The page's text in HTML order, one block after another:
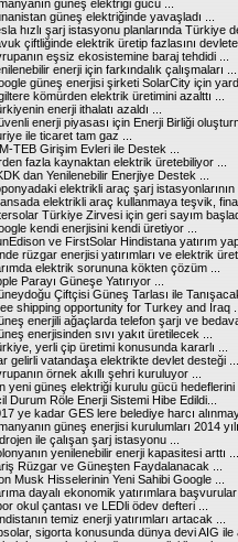
güneş elektriği gücü ...
güneş elektriğinde yavaşladı ...
hızlı şarj istasyonu planlarında Türkiye
çiftliğinde elektrik üretip fazlasını
eşsiz ekosistemine baraj tehdidi ...
enerji için farkındalık çalışmaları ...
güneş enerjisi şirketi SolarCity için
kömürden elektrik üretimini azalttı ...
enerji ithalatı azaldı ...
enerji piyasası için Enerji Birliği
ile ticaret tam gaz ...
TEB Girişim Evleri ile Destek ...
fazla kaynaktan elektrik üretebiliyor ...
dan Yenilenebilir Enerjiye Destek ...
elektrikli araç şarj istasyonlarının
elektrikli araç kullanmaya teşvik,
Türkiye Zirvesi için geri sayım
kendi enerjisini kendi üretiyor ...
ve FirstSolar Hindistana yatırım
rüzgar enerjisi yatırımları ve elektrik
elektrik sorununa kökten çözüm ...
Parayı Güneşe Yatırıyor ...
Çiftçisi Güneş Tarlası ile
shipping opportunity for Turkey and Iraq
enerjili ağaçlarda telefon şarjı ve
enerjisinden sıvı yakıt üretilecek ...
yerli çip üretimi konusunda kararlı ...
gelirli vatandaşa elektrikte devlet desteği ...
örnek akıllı şehri kuruluyor ...
yeni güneş elektriği kurulu gücü hedeflerini
Durum Röle Enerji Sistemi Hibe Edildi...
ye kadar GES lere belediye harcı
güneş enerjisi kurulumları 2014
ile çalışan şarj istasyonu ...
yenilenebilir enerji kapasitesi arttı ...
Rüzgar ve Güneşten Faydalanacak ...
Musk Hisselerinin Yeni Sahibi Google ...
dayalı ekonomik yatırımlara
okul çantası ve LEDli ödev defteri ...
temiz enerji yatırımları artacak ...
sigorta konusunda dünya devi AIG ile